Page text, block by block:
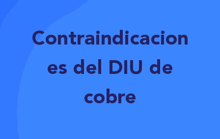
Contraindicacion
es del DIU de
cobre